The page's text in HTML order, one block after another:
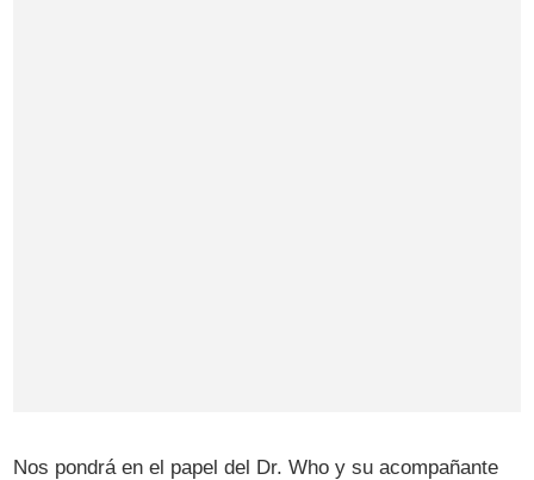
Nos pondrá en el papel del Dr. Who y su acompañante